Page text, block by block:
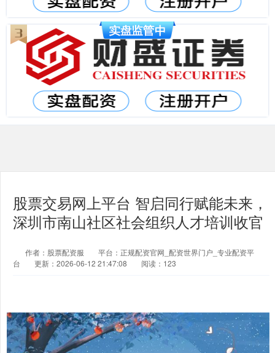
股票交易网上平台 智启同行赋能未来，
深圳市南山社区社会组织人才培训收官
作者：股票配资服
平台：正规配资官网_配资世界门户_专业配资平
台
更新：2026-06-12 21:47:08 阅读：123